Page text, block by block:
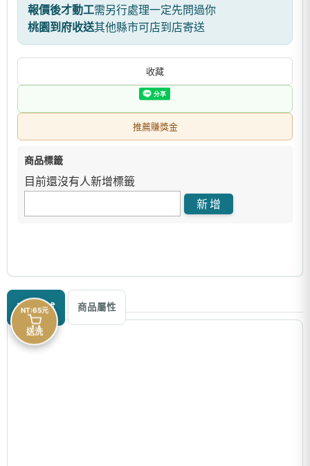
報價後才動工需另行處理一定先問過你
桃園到府收送其他縣市可店到店寄送
收藏
推薦賺獎金
商品標籤
目前還沒有人新增標籤
商品描述 商品屬性
NT:65元
送洗